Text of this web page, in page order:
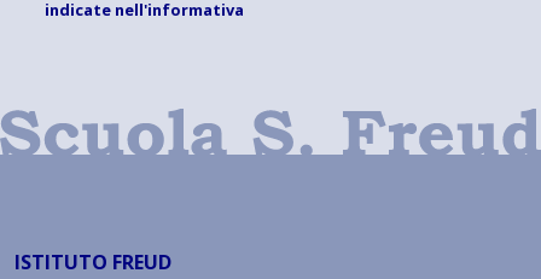
indicate nell'informativa
ISTITUTO FREUD